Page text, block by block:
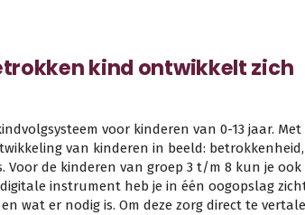
kind ontwikkelt zich
voor kinderen van 0-13 jaar. Met
van kinderen in beeld: betrokkenheid,
Voor de kinderen van groep 3 t/m 8 kun je ook
instrument heb je in één oogopslag
wat er nodig is. Om deze zorg direct te